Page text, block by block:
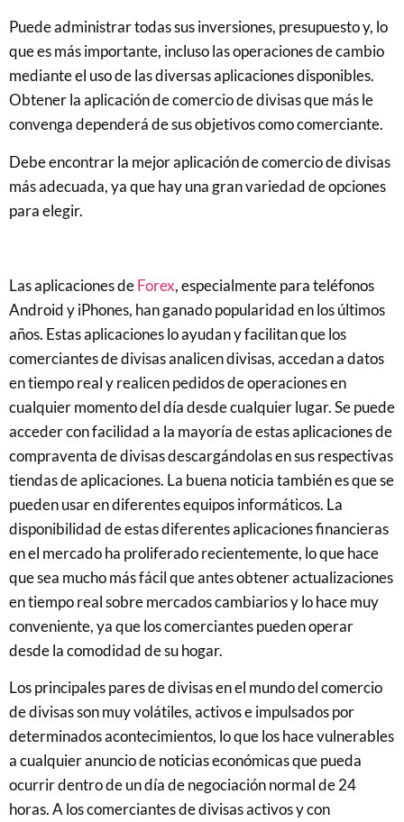
Puede administrar todas sus inversiones, presupuesto y, lo
que es más importante, incluso las operaciones de cambio
mediante el uso de las diversas aplicaciones disponibles.
Obtener la aplicación de comercio de divisas que más le
convenga dependerá de sus objetivos como comerciante.
Debe encontrar la mejor aplicación de comercio de divisas
más adecuada, ya que hay una gran variedad de opciones
para elegir.
Las aplicaciones deForex, especialmente para teléfonos
Android y iPhones, han ganado popularidad en los últimos
años. Estas aplicaciones lo ayudan y facilitan que los
comerciantes de divisas analicen divisas, accedan a datos
en tiempo real y realicen pedidos de operaciones en
cualquier momento del día desde cualquier lugar. Se puede
acceder con facilidad a la mayoría de estas aplicaciones de
compraventa de divisas descargándolas en sus respectivas
tiendas de aplicaciones. La buena noticia también es que se
pueden usar en diferentes equipos informáticos. La
disponibilidad de estas diferentes aplicaciones financieras
en el mercado ha proliferado recientemente, lo que hace
que sea mucho más fácil que antes obtener actualizaciones
en tiempo real sobre mercados cambiarios y lo hace muy
conveniente, ya que los comerciantes pueden operar
desde la comodidad de su hogar.
Los principales pares de divisas en el mundo del comercio
de divisas son muy volátiles, activos e impulsados por
determinados acontecimientos, lo que los hace vulnerables
a cualquier anuncio de noticias económicas que pueda
ocurrir dentro de un día de negociación normal de 24
horas. A los comerciantes de divisas activos y con